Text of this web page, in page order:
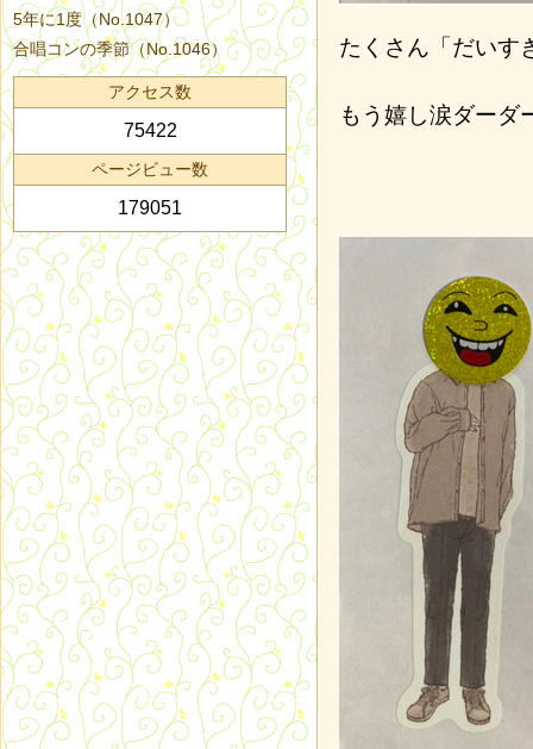
たくさん「だいす
もう嬉し涙ダーダ
5年に1度（No.1047）
合唱コンの季節（No.1046）
アクセス数
75422
ページビュー数
179051